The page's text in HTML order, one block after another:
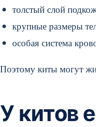
толстый слой
крупные размеры
особая система
Поэтому киты могут
У китов